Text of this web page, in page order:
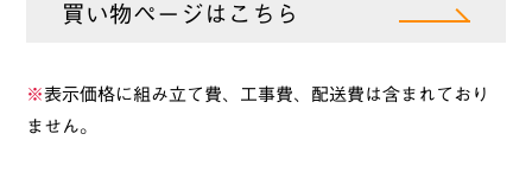
買い物ページはこちら
※表示価格に組み立て費、工事費、配送費は含まれており
ません。